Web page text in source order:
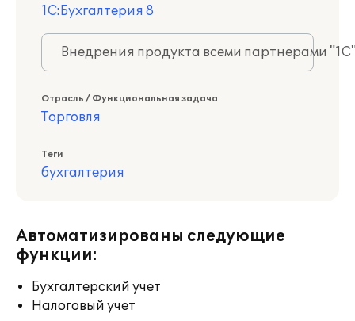
1С:Бухгалтерия 8
Внедрения продукта всеми партнерами
Отрасль / Функциональная задача
Торговля
Теги
бухгалтерия
Автоматизированы следующие
функции:
Бухгалтерский учет
Налоговый учет